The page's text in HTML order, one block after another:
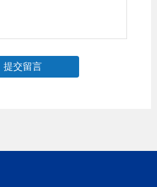
提交留言